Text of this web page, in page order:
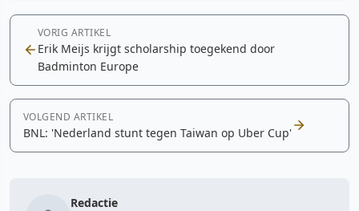
VORIG ARTIKEL
Erik Meijs krijgt scholarship toegekend door
Badminton Europe
VOLGEND ARTIKEL
BNL: 'Nederland stunt tegen Taiwan op Uber Cup'
Redactie